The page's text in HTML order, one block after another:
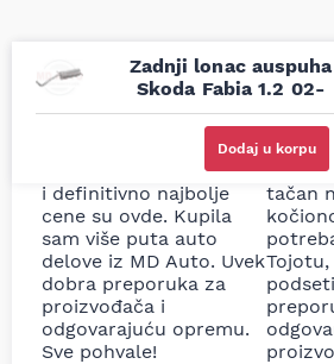
Zadnji lonac auspuha
Skoda Fabia 1.2 02-
Dodaj u korpu
Uporedila sam sve
prodavnice auto delova
i definitivno najbolje
cene su ovde. Kupila
sam više puta auto
delove iz MD Auto. Uvek
dobra preporuka za
proizvođača i
odgovarajuću opremu.
Sve pohvale!
Nisam
tačan